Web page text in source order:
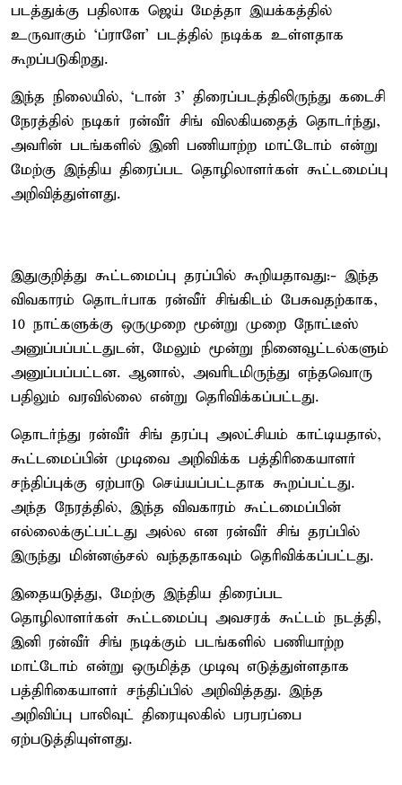
படத்துக்கு பதிலாக ஜெய் மேத்தா இயக்கத்தில்
உருவாகும் ‘ப்ராளே’ படத்தில் நடிக்க உள்ளதாக
கூறப்படுகிறது.
இந்த நிலையில், ‘டான் 3’ திரைப்படத்திலிருந்து கடைசி
நேரத்தில் நடிகர் ரன்வீர் சிங் விலகியதைத் தொடர்ந்து,
அவரின் படங்களில் இனி பணியாற்ற மாட்டோம் என்று
மேற்கு இந்திய திரைப்பட தொழிலாளர்கள் கூட்டமைப்பு
அறிவித்துள்ளது.
இதுகுறித்து கூட்டமைப்பு தரப்பில் கூறியதாவது:- இந்த
விவகாரம் தொடர்பாக ரன்வீர் சிங்கிடம் பேசுவதற்காக,
10 நாட்களுக்கு ஒருமுறை மூன்று முறை நோட்டீஸ்
அனுப்பப்பட்டதுடன், மேலும் மூன்று நினைவூட்டல்களும்
அனுப்பப்பட்டன. ஆனால், அவரிடமிருந்து எந்தவொரு
பதிலும் வரவில்லை என்று தெரிவிக்கப்பட்டது.
தொடர்ந்து ரன்வீர் சிங் தரப்பு அலட்சியம் காட்டியதால்,
கூட்டமைப்பின் முடிவை அறிவிக்க பத்திரிகையாளர்
சந்திப்புக்கு ஏற்பாடு செய்யப்பட்டதாக கூறப்பட்டது.
அந்த நேரத்தில், இந்த விவகாரம் கூட்டமைப்பின்
எல்லைக்குட்பட்டது அல்ல என ரன்வீர் சிங் தரப்பில்
இருந்து மின்னஞ்சல் வந்ததாகவும் தெரிவிக்கப்பட்டது.
இதையடுத்து, மேற்கு இந்திய திரைப்பட
தொழிலாளர்கள் கூட்டமைப்பு அவசரக் கூட்டம் நடத்தி,
இனி ரன்வீர் சிங் நடிக்கும் படங்களில் பணியாற்ற
மாட்டோம் என்று ஒருமித்த முடிவு எடுத்துள்ளதாக
பத்திரிகையாளர் சந்திப்பில் அறிவித்தது. இந்த
அறிவிப்பு பாலிவுட் திரையுலகில் பரபரப்பை
ஏற்படுத்தியுள்ளது.